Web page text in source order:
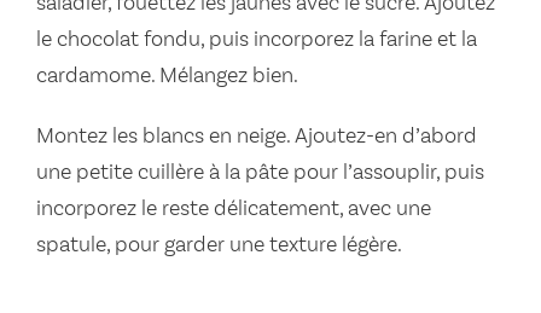
le chocolat fondu, puis incorporez la farine et la
cardamome. Mélangez bien.
Montez les blancs en neige. Ajoutez-en d’abord
une petite cuillère à la pâte pour l’assouplir, puis
incorporez le reste délicatement, avec une
spatule, pour garder une texture légère.